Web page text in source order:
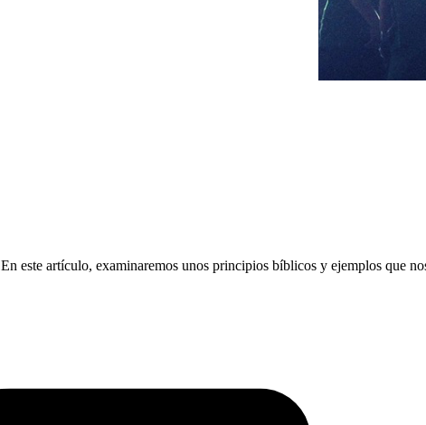
En este artículo, examinaremos unos principios bíblicos y ejemplos que